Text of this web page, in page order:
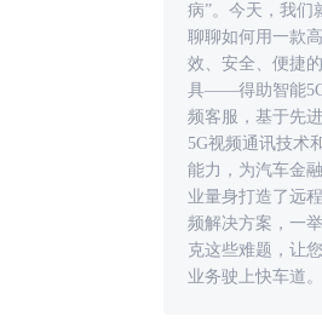
病”。今天，我们
聊聊如何用一款高
效、安全、便捷
具——得助智能
频客服，基于先
5G视频通讯技术
能力，为汽车金
业量身打造了远
频解决方案，一
克这些难题，让
业务驶上快车道。